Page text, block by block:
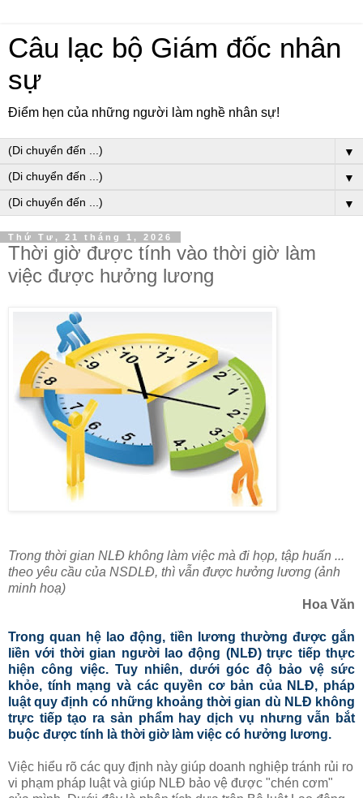
Câu lạc bộ Giám đốc nhân
sự
Điểm hẹn của những người làm nghề nhân sự!
▼
▼
▼
Thứ Tư, 21 tháng 1, 2026
Thời giờ được tính vào thời giờ làm
việc được hưởng lương
Trong thời gian NLĐ không làm việc mà đi họp, tập huấn ...
theo yêu cầu của NSDLĐ, thì vẫn được hưởng lương (ảnh
minh hoạ)
Hoa Văn
Trong quan hệ lao động, tiền lương thường được gắn
liền với thời gian người lao động (NLĐ) trực tiếp thực
hiện công việc. Tuy nhiên, dưới góc độ bảo vệ sức
khỏe, tính mạng và các quyền cơ bản của NLĐ, pháp
luật quy định có những khoảng thời gian dù NLĐ không
trực tiếp tạo ra sản phẩm hay dịch vụ nhưng vẫn bắt
buộc được tính là thời giờ làm việc có hưởng lương.
Việc hiểu rõ các quy định này giúp doanh nghiệp tránh rủi ro
vi phạm pháp luật và giúp NLĐ bảo vệ được "chén cơm"